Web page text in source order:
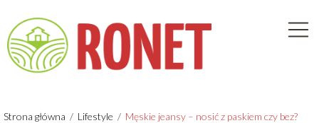
Strona główna / Lifestyle / Męskie jeansy – nosić z paskiem czy bez?